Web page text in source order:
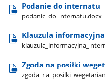
Podanie do internatu
podanie​_do​_internatu.docx
Klauzula
Zgoda na posiłki